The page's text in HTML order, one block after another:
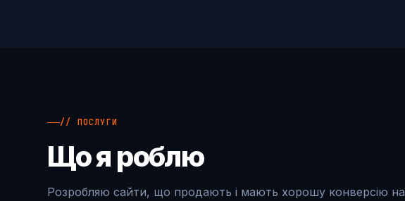
// ПОСЛУГИ
Що я роблю
Розробляю сайти, що продають і мають хорошу конверсію на